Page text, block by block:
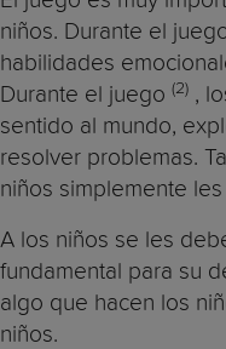
niños. Durante el
habilidades
Durante el juego (2) ,
sentido al mundo,
resolver problemas.
niños simplemente les
A los niños se les
fundamental para su
algo que hacen los
niños.